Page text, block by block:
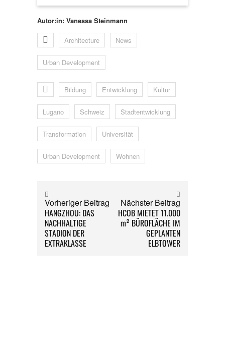
Autor:in: Vanessa Steinmann
Architecture News
Urban Development
Bildung Entwicklung Kultur
Lugano Schweiz Stadtentwicklung
Transformation Universität
Urban Development Wohnen
Vorheriger Beitrag
HANGZHOU: DAS
NACHHALTIGE
STADION DER
EXTRAKLASSE
Nächster Beitrag
HCOB MIETET 11.000
m² BÜROFLÄCHE IM
GEPLANTEN
ELBTOWER